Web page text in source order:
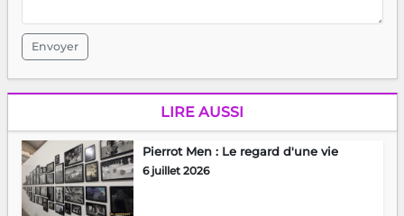
Envoyer
LIRE AUSSI
Pierrot Men : Le regard d'une vie
6 juillet 2026